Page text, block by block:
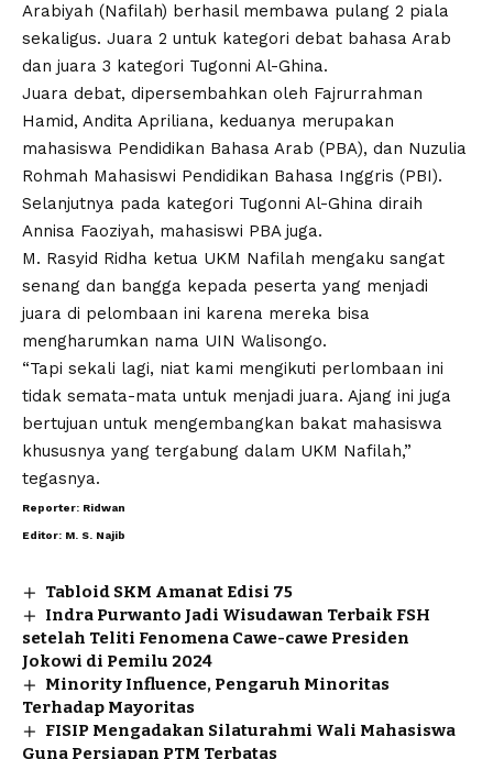
Arabiyah (Nafilah) berhasil membawa pulang 2 piala
sekaligus. Juara 2 untuk kategori debat bahasa Arab
dan juara 3 kategori Tugonni Al-Ghina.
Juara debat, dipersembahkan oleh Fajrurrahman
Hamid, Andita Apriliana, keduanya merupakan
mahasiswa Pendidikan Bahasa Arab (PBA), dan Nuzulia
Rohmah Mahasiswi Pendidikan Bahasa Inggris (PBI).
Selanjutnya pada kategori Tugonni Al-Ghina diraih
Annisa Faoziyah, mahasiswi PBA juga.
M. Rasyid Ridha ketua UKM Nafilah mengaku sangat
senang dan bangga kepada peserta yang menjadi
juara di pelombaan ini karena mereka bisa
mengharumkan nama UIN Walisongo.
“Tapi sekali lagi, niat kami mengikuti perlombaan ini
tidak semata-mata untuk menjadi juara. Ajang ini juga
bertujuan untuk mengembangkan bakat mahasiswa
khususnya yang tergabung dalam UKM Nafilah,”
tegasnya.
Reporter: Ridwan
Editor: M. S. Najib
Tabloid SKM Amanat Edisi 75
Indra Purwanto Jadi Wisudawan Terbaik FSH
setelah Teliti Fenomena Cawe-cawe Presiden
Jokowi di Pemilu 2024
Minority Influence, Pengaruh Minoritas
Terhadap Mayoritas
FISIP Mengadakan Silaturahmi Wali Mahasiswa
Guna Persiapan PTM Terbatas